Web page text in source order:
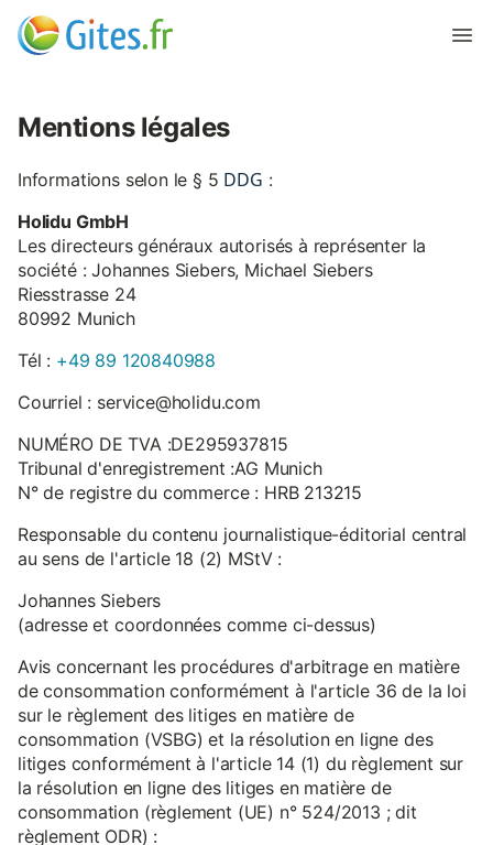
Mentions légales
Informations selon le § 5 DDG :
Holidu GmbH
Les directeurs généraux autorisés à représenter la
société : Johannes Siebers, Michael Siebers
Riesstrasse 24
80992 Munich
Tél : +49 89 120840988
Courriel : service@holidu.com
NUMÉRO DE TVA :DE295937815
Tribunal d'enregistrement :AG Munich
N° de registre du commerce : HRB 213215
Responsable du contenu journalistique-éditorial central
au sens de l'article 18 (2) MStV :
Johannes Siebers
(adresse et coordonnées comme ci-dessus)
Avis concernant les procédures d'arbitrage en matière
de consommation conformément à l'article 36 de la loi
sur le règlement des litiges en matière de
consommation (VSBG) et la résolution en ligne des
litiges conformément à l'article 14 (1) du règlement sur
la résolution en ligne des litiges en matière de
consommation (règlement (UE) n° 524/2013 ; dit
règlement ODR) :